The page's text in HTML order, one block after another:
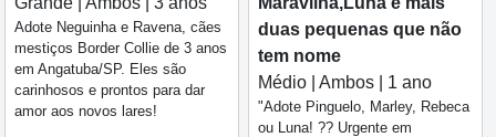
Adote Neguinha e Ravena, cães
mestiços Border Collie de 3 anos
em Angatuba/SP. Eles são
carinhosos e prontos para dar
amor aos novos lares!
duas pequenas que não
tem nome
Médio | Ambos | 1 ano
"Adote Pinguelo, Marley, Rebeca
ou Luna! ?? Urgente em